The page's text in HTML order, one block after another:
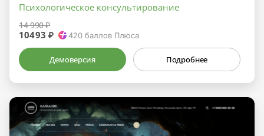
Психологическое консультирование
14 990 ₽
10493 ₽ 420 баллов Плюса
Демоверсия Подробнее